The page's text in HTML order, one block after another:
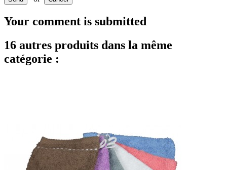
Your comment is submitted
16 autres produits dans la même
catégorie :